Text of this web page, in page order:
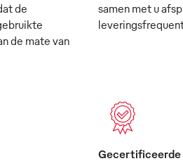
de
de mate van
samen met u